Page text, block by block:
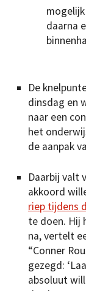
daarna
De
dinsdag en
naar een
het
de aanpak
Daarbij valt
akkoord
riep tijdens
te doen. Hij
na, vertelt
“Conner
gezegd:
absoluut